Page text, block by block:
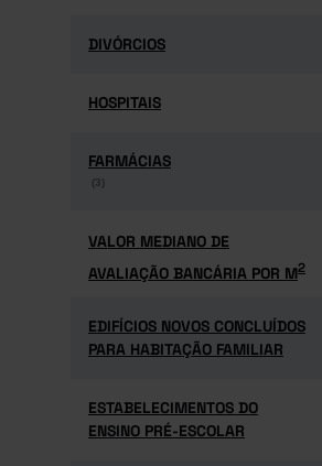
DIVÓRCIOS
DIVÓRCIOS
HOSPITAIS
HOSPITAIS
FARMÁCIAS
(3)
FARMÁCIAS
(3)
VALOR MEDIANO DE
AVALIAÇÃO BANCÁRIA POR M2
VALOR MEDIANO DE
AVALIAÇÃO BANCÁRIA POR M2
EDIFÍCIOS NOVOS CONCLUÍDOS
PARA HABITAÇÃO FAMILIAR
EDIFÍCIOS NOVOS CONCLUÍDOS
PARA HABITAÇÃO FAMILIAR
ESTABELECIMENTOS DO
ENSINO PRÉ-ESCOLAR
ESTABELECIMENTOS DO
ENSINO PRÉ-ESCOLAR